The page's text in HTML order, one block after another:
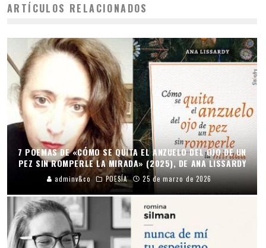
ARTÍCULOS RELACIONADOS
7 POEMAS DE «CÓMO SE QUITA EL ANZUELO DEL OJO DE UN
PEZ SIN ROMPERLE LA MIRADA» (2025), DE ANA LISSARDY
adminv&co POESÍA 25 de marzo de 2026